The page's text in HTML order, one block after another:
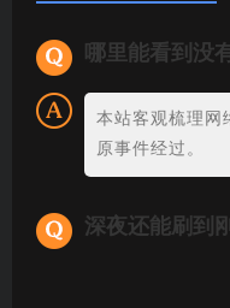
哪里能看到没
本站客观梳理网
原事件经过。
深夜还能刷到